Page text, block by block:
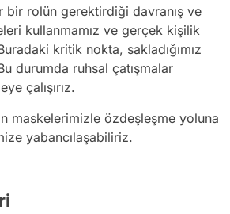
bir rolün gerektirdiği davranış ve
kullanmamız ve gerçek kişilik
kritik nokta, sakladığımız
durumda ruhsal çatışmalar
çalışırız.
maskelerimizle özdeşleşme yoluna
yabancılaşabiliriz.